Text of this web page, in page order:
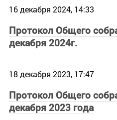
16 декабря 2024, 14:33
Протокол Общего
декабря 2024г.
18 декабря 2023, 17:47
Протокол Общего
декабря 2023 года